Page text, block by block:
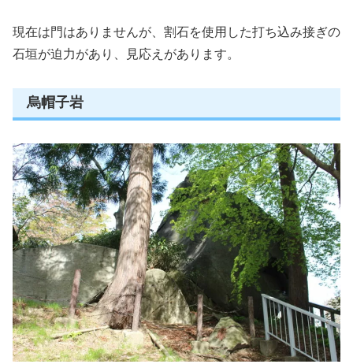
現在は門はありませんが、割石を使用した打ち込み接ぎの
石垣が迫力があり、見応えがあります。
烏帽子岩